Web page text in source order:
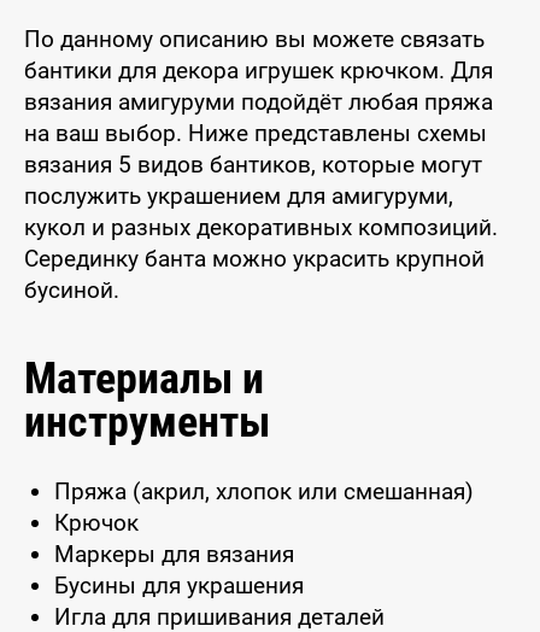
По данному описанию вы можете связать
бантики для декора игрушек крючком. Для
вязания амигуруми подойдёт любая пряжа
на ваш выбор. Ниже представлены схемы
вязания 5 видов бантиков, которые могут
послужить украшением для амигуруми,
кукол и разных декоративных композиций.
Серединку банта можно украсить крупной
бусиной.
Материалы и
инструменты
Пряжа (акрил, хлопок или смешанная)
Крючок
Маркеры для вязания
Бусины для украшения
Игла для пришивания деталей